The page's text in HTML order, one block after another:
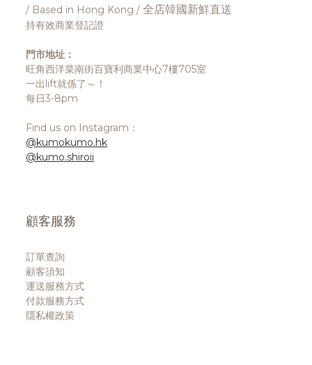
/ Based in Hong Kong / 全店韓國新鮮直送
持有效商業登記證
門市地址：
旺角西洋菜南街百寶利商業中心7樓705室
一出lift就係了～！
每日3-8pm
Find us on Instagram：
@kumokumo.hk
@kumo.shiroii
顧客服務
訂單查詢
顧客須知
運送服務方式
付款服務方式
隱私權政策